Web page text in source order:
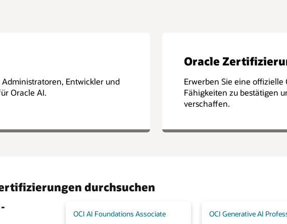
Entwickler und
Oracle AI.
Oracle
Erwerben Sie eine
Fähigkeiten zu bestätigen
verschaffen.
durchsuchen
OCI AI Foundations Associate OCI Generative AI